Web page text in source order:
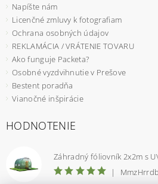
Napíšte nám
Licenčné zmluvy k fotografiam
Ochrana osobných údajov
REKLAMÁCIA / VRÁTENIE TOVARU
Ako funguje Packeta?
Osobné vyzdvihnutie v Prešove
Bestent poradňa
Vianočné inšpirácie
HODNOTENIE
Záhradný fóliovník 2x2m s
|
MmzHrrdb